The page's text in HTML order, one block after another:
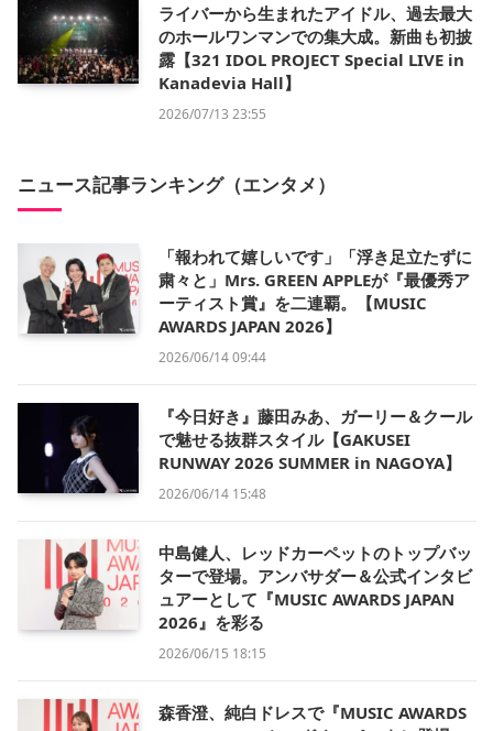
ライバーから生まれたアイドル、過去最大
のホールワンマンでの集大成。新曲も初披
露【321 IDOL PROJECT Special LIVE in
Kanadevia Hall】
2026/07/13 23:55
ニュース記事ランキング（エンタメ）
「報われて嬉しいです」「浮き足立たずに
粛々と」Mrs. GREEN APPLEが『最優秀ア
ーティスト賞』を二連覇。【MUSIC
AWARDS JAPAN 2026】
2026/06/14 09:44
『今日好き』藤田みあ、ガーリー＆クール
で魅せる抜群スタイル【GAKUSEI
RUNWAY 2026 SUMMER in NAGOYA】
2026/06/14 15:48
中島健人、レッドカーペットのトップバッ
ターで登場。アンバサダー＆公式インタビ
ュアーとして『MUSIC AWARDS JAPAN
2026』を彩る
2026/06/15 18:15
森香澄、純白ドレスで『MUSIC AWARDS